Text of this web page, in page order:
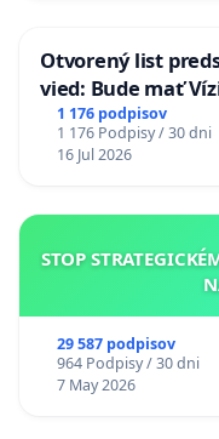
Otvorený list
vied: Bude mať
chrbticu?
1 176 podpisov
1 176 Podpisy / 30 dni
16 Jul 2026
STOP
29 587 podpisov
964 Podpisy / 30 dni
7 May 2026